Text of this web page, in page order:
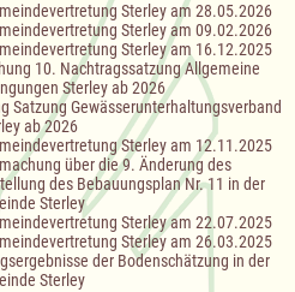
Sterley am 28.05.2026
Sterley am 09.02.2026
Sterley am 16.12.2025
10. Nachtragssatzung Allgemeine
Sterley ab 2026
Satzung Gewässerunterhaltungsverband
ab 2026
Sterley am 12.11.2025
über die 9. Änderung des
des Bebauungsplan Nr. 11 in der
Sterley
Sterley am 22.07.2025
Sterley am 26.03.2025
der Bodenschätzung in der
Sterley